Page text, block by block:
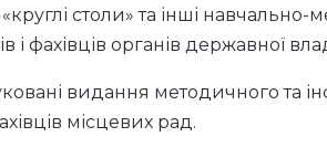
столи» та інші навчально-
і фахівців органів державної
видання методичного та
місцевих рад.